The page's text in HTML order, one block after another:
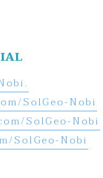
SolGeo-Nobi
SolGeo-Nobi
SolGeo-Nobi